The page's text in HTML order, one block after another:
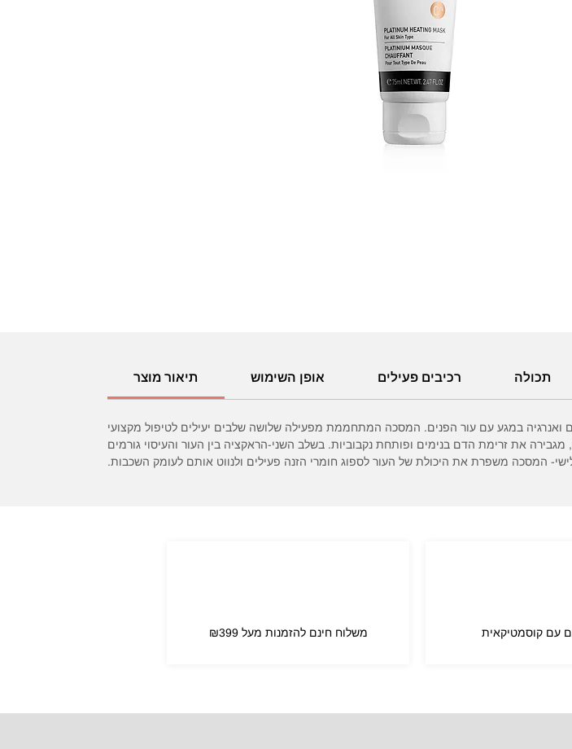
תיאור מוצר אופן השימוש רכיבים פעילים תכולה
במגע עם עור הפנים. המסכה המתחממת מפעילה שלושה שלבים יעילים לטיפול מקצועי
את זרימת הדם בנימים ופותחת נקבוביות. בשלב השני-הראקציה בין העור והעיסוי גורמים
המסכה משפרת את היכולת של העור לספוג חומרי הזנה פעילים ולנווט אותם לעומק השכבות.
משלוח חינם להזמנות מעל ₪399 עם קוסמטיקאית